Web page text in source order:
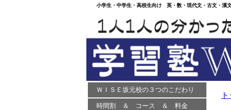
小学生・中学生・高校生向け 英・数・現代文・古文・
ＷＩＳＥ坂元校の３つのこだわり
時間割 ＆ コース ＆ 料金